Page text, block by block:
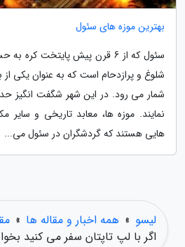
بهترین موزه های سئول
سئول که از 6 قرن پیش پایتخت
شلوغ و پرازدحام است که به عنوان یکی از
نمایند. موزه ها، معابد تاریخی و
هایی هستند که گردشگران در سئول می...
لیسو » همه اخبار و مقاله ها »
اگر با لپ تاپتان سفر می کنید